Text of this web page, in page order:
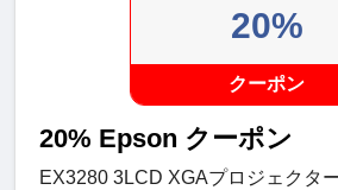
20%
クーポン
20% Epson クーポン
EX3280 3LCD XGAプロジェクタ